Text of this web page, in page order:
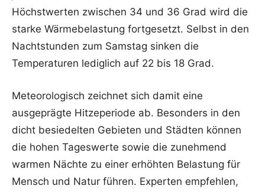
Höchstwerten zwischen 34 und 36 Grad wird die
starke Wärmebelastung fortgesetzt. Selbst in den
Nachtstunden zum Samstag sinken die
Temperaturen lediglich auf 22 bis 18 Grad.
Meteorologisch zeichnet sich damit eine
ausgeprägte Hitzeperiode ab. Besonders in den
dicht besiedelten Gebieten und Städten können
die hohen Tageswerte sowie die zunehmend
warmen Nächte zu einer erhöhten Belastung für
Mensch und Natur führen. Experten empfehlen,